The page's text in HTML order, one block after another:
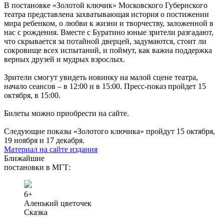
В постановке «Золотой ключик» Московского Губернского
театра представлена захватывающая история о постижении
мира ребенком, о любви к жизни и творчеству, заложенной в
нас с рождения. Вместе с Буратино юные зрители разгадают,
что скрывается за потайной дверцей, задумаются, стоит ли
сокровище всех испытаний, и поймут, как важна поддержка
верных друзей и мудрых взрослых.
Зрители смогут увидеть новинку на малой сцене театра,
начало сеансов – в 12:00 и в 15:00. Пресс-показ пройдет 15
октября, в 15:00.
Билеты можно приобрести на сайте.
Следующие показы «Золотого ключика» пройдут 15 октября,
19 ноября и 17 декабря.
Материал на сайте издания
Ближайшие
постановки в МГТ:
6+
Аленький цветочек
Сказка